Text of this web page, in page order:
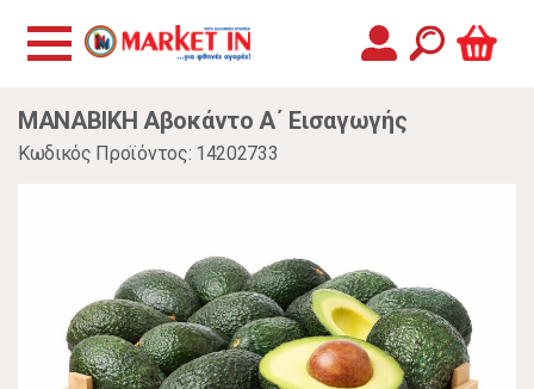
MANABIKH Αβοκάντο Α΄ Εισαγωγής
Κωδικός Προϊόντος: 14202733